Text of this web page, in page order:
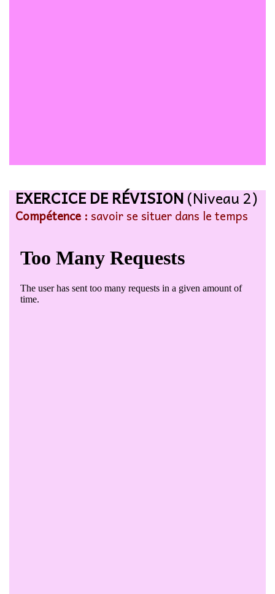
EXERCICE DE RÉVISION(Niveau 2)
Compétence : savoir se situer dans le temps